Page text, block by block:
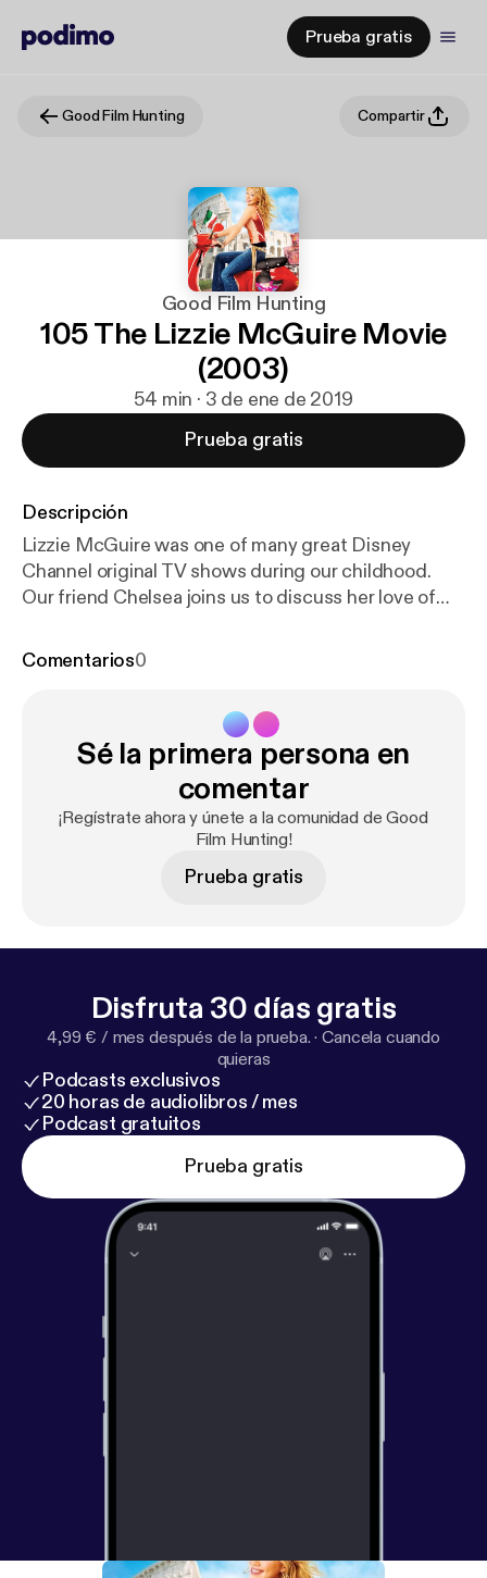
Prueba gratis
Good Film Hunting Compartir
Good Film Hunting
105 The Lizzie McGuire Movie
(2003)
54 min · 3 de ene de 2019
Prueba gratis
Descripción
Lizzie McGuire was one of many great Disney
Channel original TV shows during our childhood.
Our friend Chelsea joins us to discuss her love of
that show, even though she'd never watched the
Comentarios0
Sé la primera persona en
comentar
¡Regístrate ahora y únete a la comunidad de Good
Film Hunting!
Prueba gratis
Disfruta 30 días gratis
4,99 € / mes después de la prueba. ·Cancela cuando
quieras
Podcasts exclusivos
20 horas de audiolibros / mes
Podcast gratuitos
Prueba gratis